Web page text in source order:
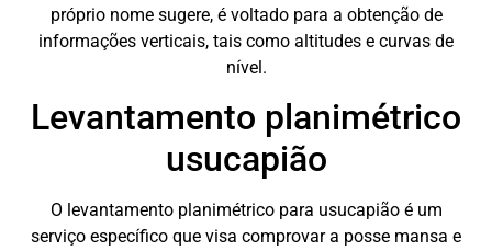
próprio nome sugere, é voltado para a obtenção de
informações verticais, tais como altitudes e curvas de
nível.
Levantamento planimétrico
usucapião
O levantamento planimétrico para usucapião é um
serviço específico que visa comprovar a posse mansa e